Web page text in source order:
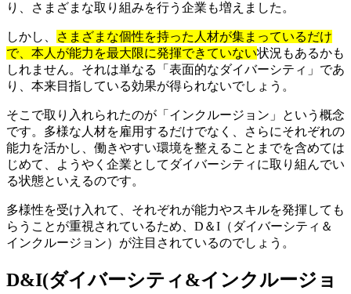
り、さまざまな取り組みを行う企業も増えました。
しかし、
さまざまな個性を持った人材が集まっているだけ
で、本人が能力を最大限に発揮できていない状況もあるかも
しれません。それは単なる「表面的なダイバーシティ」であ
り、本来目指している効果が得られないでしょう。
そこで取り入れられたのが「インクルージョン」という概念
です。多様な人材を雇用するだけでなく、さらにそれぞれの
能力を活かし、働きやすい環境を整えることまでを含めては
じめて、ようやく企業としてダイバーシティに取り組んでい
る状態といえるのです。
多様性を受け入れて、それぞれが能力やスキルを発揮しても
らうことが重視されているため、D＆I（ダイバーシティ＆
インクルージョン）が注目されているのでしょう。
D&I(ダイバーシティ&インクルージョ